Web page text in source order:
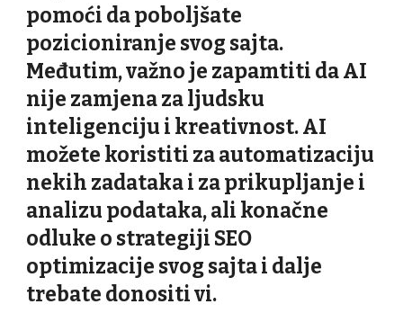
pomoći da poboljšate
pozicioniranje svog sajta.
Međutim, važno je zapamtiti da AI
nije zamjena za ljudsku
inteligenciju i kreativnost. AI
možete koristiti za automatizaciju
nekih zadataka i za prikupljanje i
analizu podataka, ali konačne
odluke o strategiji SEO
optimizacije svog sajta i dalje
trebate donositi vi.